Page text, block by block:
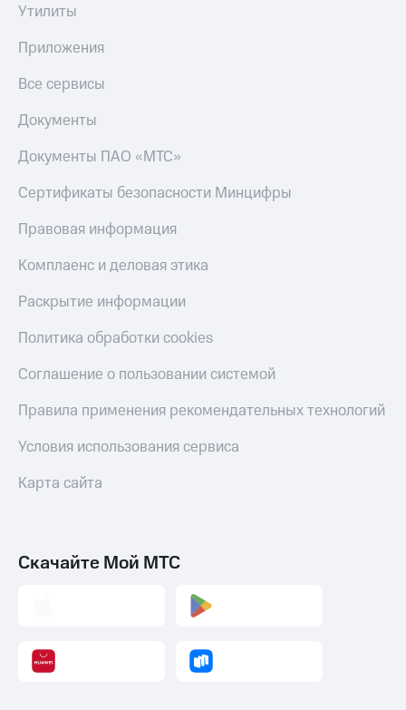
Утилиты
Приложения
Все сервисы
Документы
Документы ПАО «МТС»
Сертификаты безопасности Минцифры
Правовая информация
Комплаенс и деловая этика
Раскрытие информации
Политика обработки cookies
Соглашение о пользовании системой
Правила применения рекомендательных технологий
Условия использования сервиса
Карта сайта
Скачайте Мой МТС